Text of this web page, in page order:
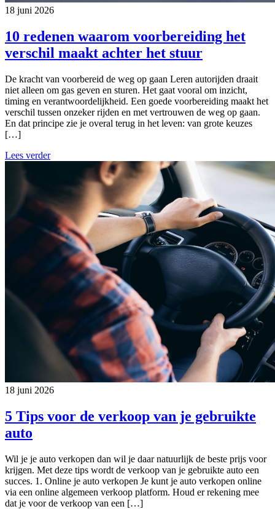
18 juni 2026
10 redenen waarom voorbereiding het
verschil maakt achter het stuur
De kracht van voorbereid de weg op gaan Leren autorijden draait
niet alleen om gas geven en sturen. Het gaat vooral om inzicht,
timing en verantwoordelijkheid. Een goede voorbereiding maakt het
verschil tussen onzeker rijden en met vertrouwen de weg op gaan.
En dat principe zie je overal terug in het leven: van grote keuzes
[…]
Lees verder
18 juni 2026
5 Tips voor de verkoop van je gebruikte
auto
Wil je je auto verkopen dan wil je daar natuurlijk de beste prijs voor
krijgen. Met deze tips wordt de verkoop van je gebruikte auto een
succes. 1. Online je auto verkopen Je kunt je auto verkopen online
via een online algemeen verkoop platform. Houd er rekening mee
dat je voor de verkoop van een […]